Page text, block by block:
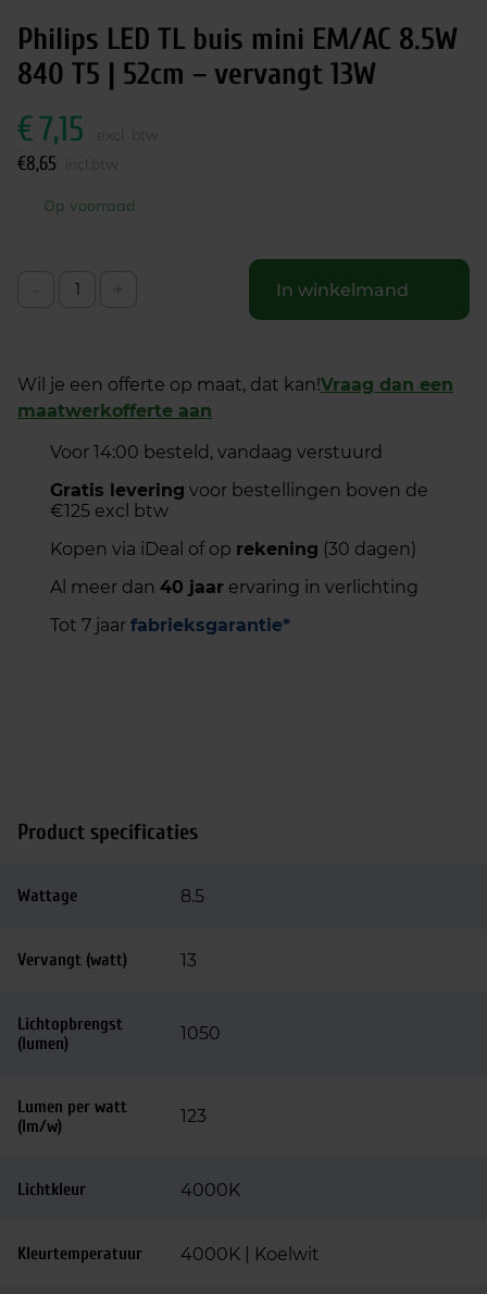
Philips LED TL buis mini EM/AC 8.5W
840 T5 | 52cm – vervangt 13W
€7,15
€8,65
Op voorraad
In winkelmand
Wil je een offerte op maat, dat kan!Vraag dan een
maatwerkofferte aan
Voor 14:00 besteld, vandaag verstuurd
Gratis levering voor bestellingen boven de
€125 excl btw
Kopen via iDeal of op rekening (30 dagen)
Al meer dan 40 jaar ervaring in verlichting
Tot 7 jaar fabrieksgarantie*
Product specificaties
Wattage 8.5
Vervangt (watt) 13
Lichtopbrengst
(lumen)
1050
Lumen per watt
(lm/w)
123
Lichtkleur 4000K
Kleurtemperatuur 4000K | Koelwit